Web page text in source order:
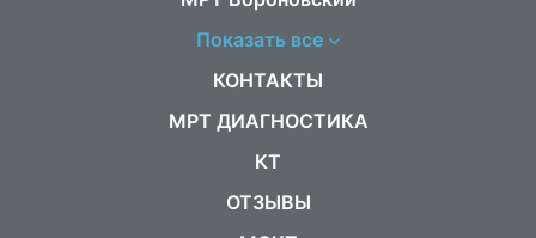
Показать все
КОНТАКТЫ
МРТ ДИАГНОСТИКА
КТ
ОТЗЫВЫ